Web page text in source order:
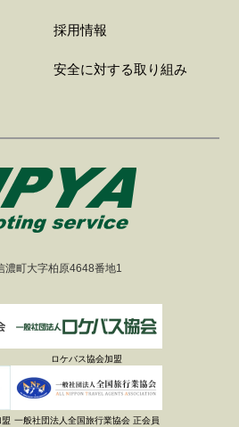
採用情報
安全に対する取り組み
濃町大字柏原4648番地1
ロケバス協会加盟
一般社団法人全国旅行業協会 正会員